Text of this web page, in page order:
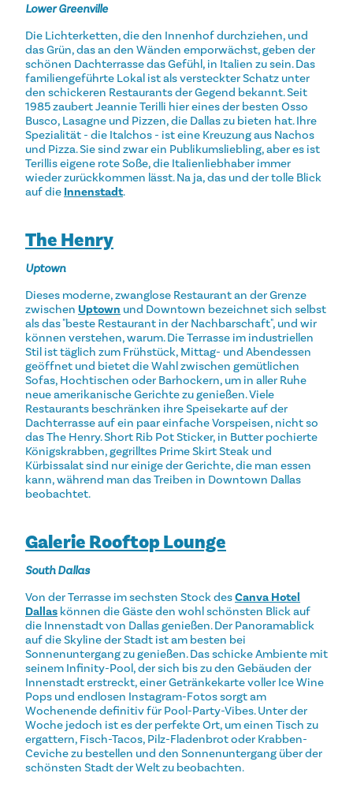
Lower Greenville
Die Lichterketten, die den Innenhof durchziehen, und
das Grün, das an den Wänden emporwächst, geben der
schönen Dachterrasse das Gefühl, in Italien zu sein. Das
familiengeführte Lokal ist als versteckter Schatz unter
den schickeren Restaurants der Gegend bekannt. Seit
1985 zaubert Jeannie Terilli hier eines der besten Osso
Busco, Lasagne und Pizzen, die Dallas zu bieten hat. Ihre
Spezialität - die Italchos - ist eine Kreuzung aus Nachos
und Pizza. Sie sind zwar ein Publikumsliebling, aber es ist
Terillis eigene rote Soße, die Italienliebhaber immer
wieder zurückkommen lässt. Na ja, das und der tolle Blick
auf die Innenstadt.
The Henry
Uptown
Dieses moderne, zwanglose Restaurant an der Grenze
zwischen Uptown und Downtown bezeichnet sich selbst
als das "beste Restaurant in der Nachbarschaft", und wir
können verstehen, warum. Die Terrasse im industriellen
Stil ist täglich zum Frühstück, Mittag- und Abendessen
geöffnet und bietet die Wahl zwischen gemütlichen
Sofas, Hochtischen oder Barhockern, um in aller Ruhe
neue amerikanische Gerichte zu genießen. Viele
Restaurants beschränken ihre Speisekarte auf der
Dachterrasse auf ein paar einfache Vorspeisen, nicht so
das The Henry. Short Rib Pot Sticker, in Butter pochierte
Königskrabben, gegrilltes Prime Skirt Steak und
Kürbissalat sind nur einige der Gerichte, die man essen
kann, während man das Treiben in Downtown Dallas
beobachtet.
Galerie Rooftop Lounge
South Dallas
Von der Terrasse im sechsten Stock desCanva Hotel
Dallas können die Gäste den wohl schönsten Blick auf
die Innenstadt von Dallas genießen. Der Panoramablick
auf die Skyline der Stadt ist am besten bei
Sonnenuntergang zu genießen. Das schicke Ambiente mit
seinem Infinity-Pool, der sich bis zu den Gebäuden der
Innenstadt erstreckt, einer Getränkekarte voller Ice Wine
Pops und endlosen Instagram-Fotos sorgt am
Wochenende definitiv für Pool-Party-Vibes. Unter der
Woche jedoch ist es der perfekte Ort, um einen Tisch zu
ergattern, Fisch-Tacos, Pilz-Fladenbrot oder Krabben-
Ceviche zu bestellen und den Sonnenuntergang über der
schönsten Stadt der Welt zu beobachten.